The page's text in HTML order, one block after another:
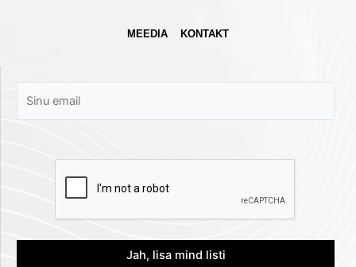
MEEDIA KONTAKT